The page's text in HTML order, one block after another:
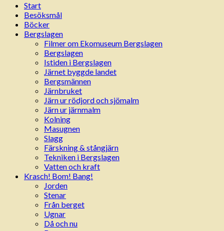
Start
Besöksmål
Böcker
Bergslagen
Filmer om Ekomuseum Bergslagen
Bergslagen
Istiden i Bergslagen
Järnet byggde landet
Bergsmännen
Järnbruket
Järn ur rödjord och sjömalm
Järn ur järnmalm
Kolning
Masugnen
Slagg
Färskning & stångjärn
Tekniken i Bergslagen
Vatten och kraft
Krasch! Bom! Bang!
Jorden
Stenar
Från berget
Ugnar
Då och nu